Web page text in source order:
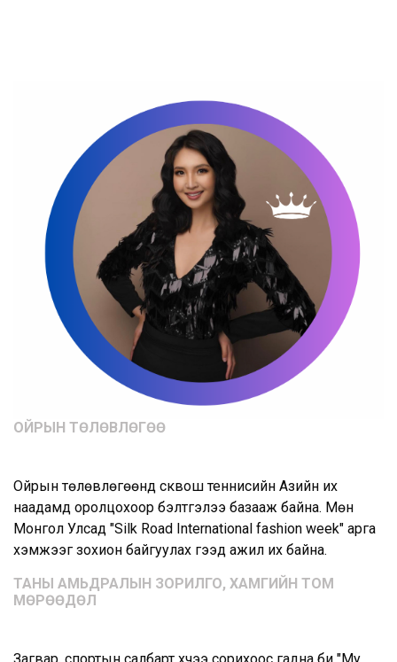
ОЙРЫН ТӨЛӨВЛӨГӨӨ
Ойрын төлөвлөгөөнд сквош теннисийн Азийн их
наадамд оролцохоор бэлтгэлээ базааж байна. Мөн
Монгол Улсад "Silk Road International fashion week" арга
хэмжээг зохион байгуулах гээд ажил их байна.
ТАНЫ АМЬДРАЛЫН ЗОРИЛГО, ХАМГИЙН ТОМ
МӨРӨӨДӨЛ